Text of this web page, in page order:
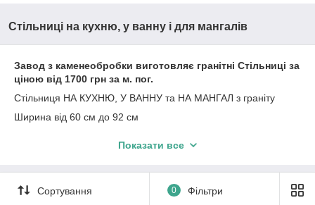
Стільниці на кухню, у ванну і для мангалів
Завод з каменеобробки виготовляє гранітні Стільниці за
ціною від 1700 грн за м. пог.
Стільниця НА КУХНЮ, У ВАННУ та НА МАНГАЛ з граніту
Ширина від 60 см до 92 см
Фігурна фаска, і закруглена
Показати все
Сортування 0 Фільтри